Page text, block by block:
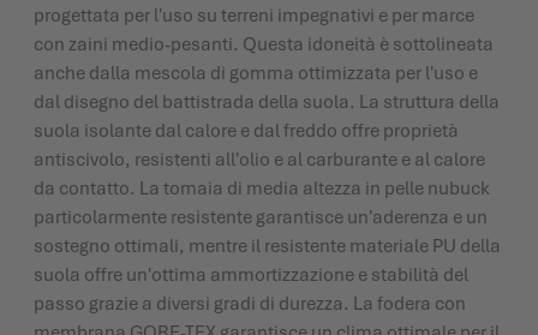
progettata per l'uso su terreni impegnativi e per marce
con zaini medio-pesanti. Questa idoneità è sottolineata
anche dalla mescola di gomma ottimizzata per l'uso e
dal disegno del battistrada della suola. La struttura della
suola isolante dal calore e dal freddo offre proprietà
antiscivolo, resistenti all'olio e al carburante e al calore
da contatto. La tomaia di media altezza in pelle nubuck
particolarmente resistente garantisce un'aderenza e un
sostegno ottimali, mentre il resistente materiale PU della
suola offre un'ottima ammortizzazione e stabilità del
passo grazie a diversi gradi di durezza. La fodera con